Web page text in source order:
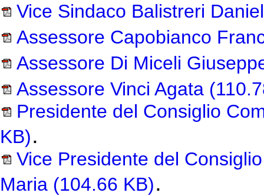
Vice Sindaco Balistreri
Assessore Capobianco
Assessore Di Miceli
Assessore Vinci Agata
Presidente del Consiglio
KB).
Vice Presidente del
Maria (104.66 KB).